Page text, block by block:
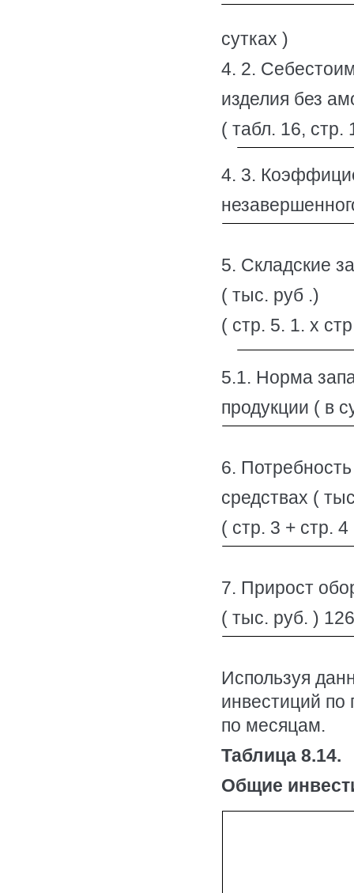
сутках )
4. 2.
изделия без
( табл. 16, стр.
4. 3.
5. Складские
( тыс. руб .)
( стр. 5. 1. х
5.1. Норма
продукции ( в
6.
средствах (
( стр. 3 + стр.
7. Прирост
( тыс. руб. )
Используя
инвестиций по
по месяцам.
Таблица 8.14.
Общие